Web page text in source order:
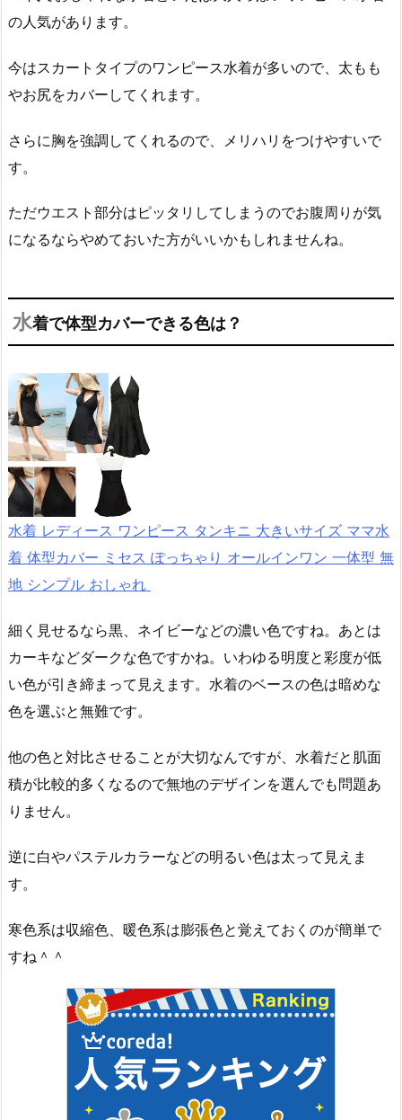
の人気があります。
今はスカートタイプのワンピース水着が多いので、太もも
やお尻をカバーしてくれます。
さらに胸を強調してくれるので、メリハリをつけやすいで
す。
ただウエスト部分はピッタリしてしまうのでお腹周りが気
になるならやめておいた方がいいかもしれませんね。
水着で体型カバーできる色は？
水着 レディース ワンピース タンキニ 大きいサイズ ママ水
着 体型カバー ミセス ぽっちゃり オールインワン 一体型 無
地 シンプル おしゃれ
細く見せるなら黒、ネイビーなどの濃い色ですね。あとは
カーキなどダークな色ですかね。いわゆる明度と彩度が低
い色が引き締まって見えます。水着のベースの色は暗めな
色を選ぶと無難です。
他の色と対比させることが大切なんですが、水着だと肌面
積が比較的多くなるので無地のデザインを選んでも問題あ
りません。
逆に白やパステルカラーなどの明るい色は太って見えま
す。
寒色系は収縮色、暖色系は膨張色と覚えておくのが簡単で
すね＾＾